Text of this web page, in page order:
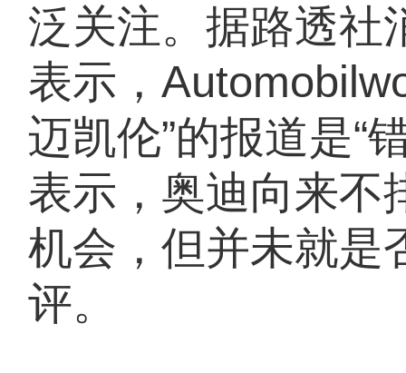
泛关注。据路透社
表示，
迈凯伦”的报道是“
表示，奥迪向来不
机会，但并未就是
评。